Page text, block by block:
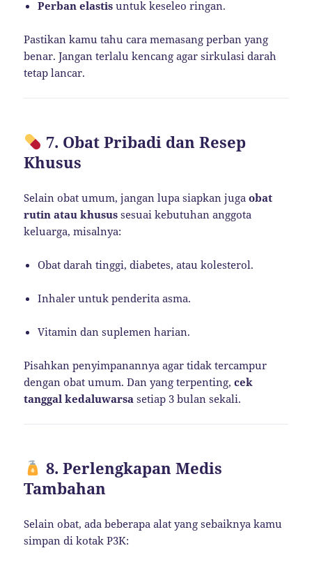
Perban elastis untuk keseleo ringan.
Pastikan kamu tahu cara memasang perban yang
benar. Jangan terlalu kencang agar sirkulasi darah
tetap lancar.
7. Obat Pribadi dan Resep
Khusus
Selain obat umum, jangan lupa siapkan jugaobat
rutin atau khusus sesuai kebutuhan anggota
keluarga, misalnya:
Obat darah tinggi, diabetes, atau kolesterol.
Inhaler untuk penderita asma.
Vitamin dan suplemen harian.
Pisahkan penyimpanannya agar tidak tercampur
dengan obat umum. Dan yang terpenting,cek
tanggal kedaluwarsa setiap 3 bulan sekali.
8. Perlengkapan Medis
Tambahan
Selain obat, ada beberapa alat yang sebaiknya kamu
simpan di kotak P3K: